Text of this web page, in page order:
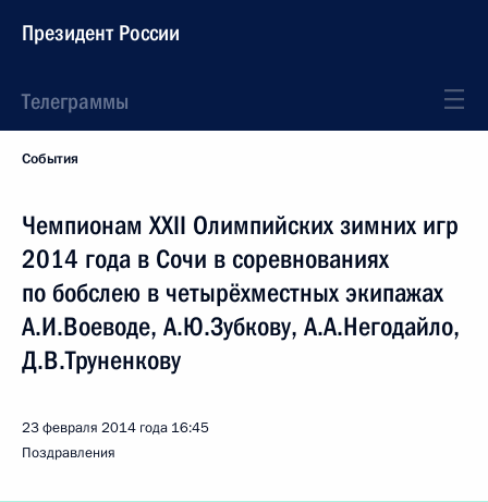
Президент России
Телеграммы
События
Чемпионам XXII Олимпийских зимних игр
2014 года в Сочи в соревнованиях
по бобслею в четырёхместных экипажах
А.И.Воеводе, А.Ю.Зубкову, А.А.Негодайло,
Д.В.Труненкову
23 февраля 2014 года 16:45
Поздравления